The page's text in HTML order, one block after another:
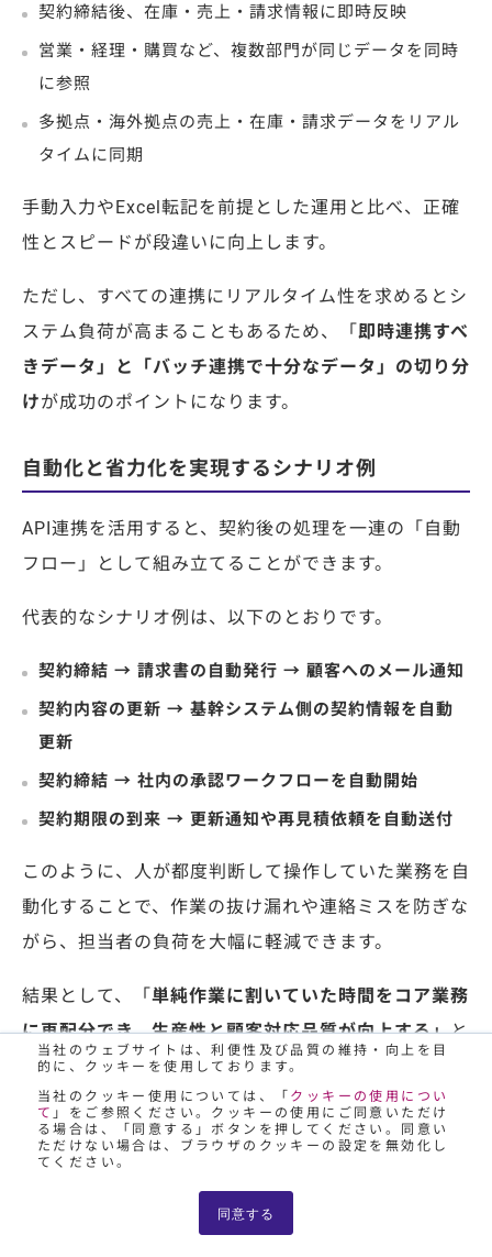
当社のウェブサイトは、利便性及び品質の維持・向上を目
的に、クッキーを使用しております。
当社のクッキー使用については、「 クッキーの使用につい
て 」をご参照ください。クッキーの使用にご同意いただけ
る場合は、「同意する」ボタンを押してください。同意い
ただけない場合は、ブラウザのクッキーの設定を無効化し
てください。
同意する
契約締結後、在庫・売上・請求情報に即時反映
営業・経理・購買など、複数部門が同じデータを同時
に参照
多拠点・海外拠点の売上・在庫・請求データをリアル
タイムに同期
手動入力やExcel転記を前提とした運用と比べ、正確
性とスピードが段違いに向上します。
ただし、すべての連携にリアルタイム性を求めるとシ
ステム負荷が高まることもあるため、「即時連携すべ
きデータ」と「バッチ連携で十分なデータ」の切り分
けが成功のポイントになります。
自動化と省力化を実現するシナリオ例
API連携を活用すると、契約後の処理を一連の「自動
フロー」として組み立てることができます。
代表的なシナリオ例は、以下のとおりです。
契約締結 → 請求書の自動発行 → 顧客へのメール通知
契約内容の更新 → 基幹システム側の契約情報を自動
更新
契約締結 → 社内の承認ワークフローを自動開始
契約期限の到来 → 更新通知や再見積依頼を自動送付
このように、人が都度判断して操作していた業務を自
動化することで、作業の抜け漏れや連絡ミスを防ぎな
がら、担当者の負荷を大幅に軽減できます。
結果として、「単純作業に割いていた時間をコア業務
に再配分でき、生産性と顧客対応品質が向上する」と
いう効果が期待できます。
セキュリティ強化とアクセス制御
API連携の利便性が高まるほど、同時に求められるの
セキュリティ対策の強化 です。APIは外部とデータ